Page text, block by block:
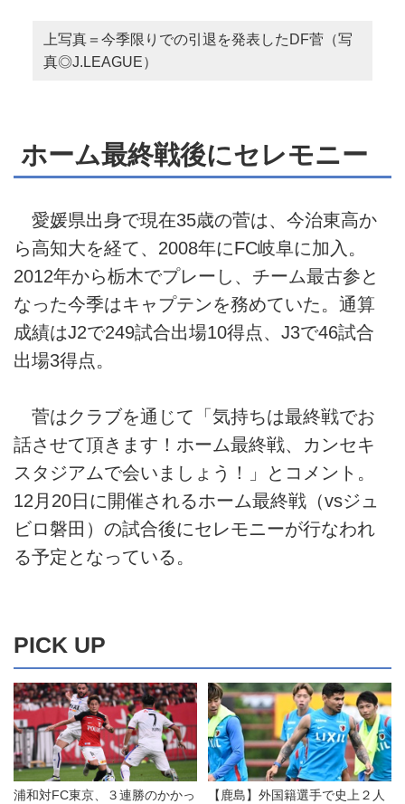
上写真＝今季限りでの引退を発表したDF菅（写
真◎J.LEAGUE）
ホーム最終戦後にセレモニー
愛媛県出身で現在35歳の菅は、今治東高か
ら高知大を経て、2008年にFC岐阜に加入。
2012年から栃木でプレーし、チーム最古参と
なった今季はキャプテンを務めていた。通算
成績はJ2で249試合出場10得点、J3で46試合
出場3得点。
菅はクラブを通じて「気持ちは最終戦でお
話させて頂きます！ホーム最終戦、カンセキ
スタジアムで会いましょう！」とコメント。
12月20日に開催されるホーム最終戦（vsジュ
ビロ磐田）の試合後にセレモニーが行なわれ
る予定となっている。
PICK UP
浦和対FC東京、３連勝のかかっ
【鹿島】外国籍選手で史上２人